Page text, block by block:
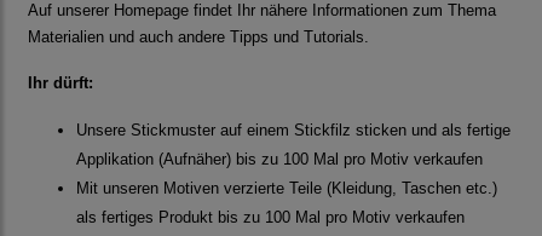
Auf unserer Homepage findet Ihr nähere Informationen zum Thema
Materialien und auch andere Tipps und Tutorials.
Ihr dürft:
Unsere Stickmuster auf einem Stickfilz sticken und als fertige
Applikation (Aufnäher) bis zu 100 Mal pro Motiv verkaufen
Mit unseren Motiven verzierte Teile (Kleidung, Taschen etc.)
als fertiges Produkt bis zu 100 Mal pro Motiv verkaufen